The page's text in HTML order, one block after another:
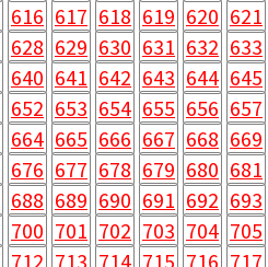
616 617 618 619 620 621
628 629 630 631 632 633
640 641 642 643 644 645
652 653 654 655 656 657
664 665 666 667 668 669
676 677 678 679 680 681
688 689 690 691 692 693
700 701 702 703 704 705
712 713 714 715 716 717